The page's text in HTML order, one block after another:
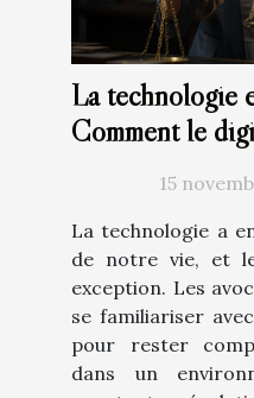
La technologie
Comment le
profession
15
La technologie a
de notre vie, et
exception. Les
se familiariser
pour rester
dans un